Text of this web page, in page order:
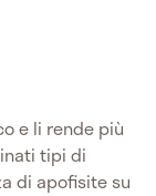
e li rende più
tipi di
di apofisite su